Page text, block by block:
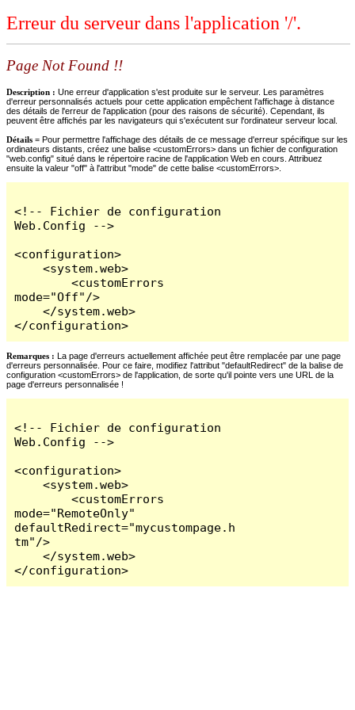
Erreur du serveur dans l'application '/'.
Page Not Found !!
Description : Une erreur d'application s'est produite sur le serveur. Les paramètres
d'erreur personnalisés actuels pour cette application empêchent l'affichage à distance
des détails de l'erreur de l'application (pour des raisons de sécurité). Cependant, ils
peuvent être affichés par les navigateurs qui s'exécutent sur l'ordinateur serveur local.
Détails = Pour permettre l'affichage des détails de ce message d'erreur spécifique sur les
ordinateurs distants, créez une balise <customErrors> dans un fichier de configuration
"web.config" situé dans le répertoire racine de l'application Web en cours. Attribuez
ensuite la valeur "off" à l'attribut "mode" de cette balise <customErrors>.
<!-- Fichier de configuration
Web.Config -->
<configuration>
    <system.web>
        <customErrors
mode="Off"/>
    </system.web>
</configuration>
Remarques : La page d'erreurs actuellement affichée peut être remplacée par une page
d'erreurs personnalisée. Pour ce faire, modifiez l'attribut "defaultRedirect" de la balise de
configuration <customErrors> de l'application, de sorte qu'il pointe vers une URL de la
page d'erreurs personnalisée !
<!-- Fichier de configuration
Web.Config -->
<configuration>
    <system.web>
        <customErrors
mode="RemoteOnly"
defaultRedirect="mycustompage.h
tm"/>
    </system.web>
</configuration>